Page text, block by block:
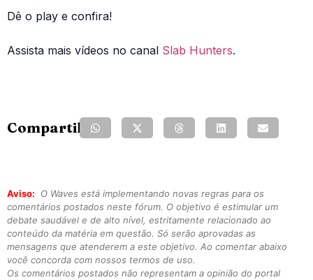
Dê o play e confira!
Assista mais vídeos no canal Slab Hunters.
Compartilhe:
Aviso:
O Waves está implementando novas regras para os
comentários postados neste fórum. O objetivo é estimular um
debate saudável e de alto nível, estritamente relacionado ao
conteúdo da matéria em questão. Só serão aprovadas as
mensagens que atenderem a este objetivo. Ao comentar abaixo
você concorda com nossos termos de uso.
Os comentários postados não representam a opinião do portal